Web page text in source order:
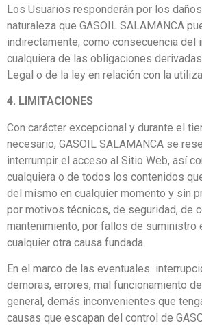
Los Usuarios responderán por los
naturaleza que GASOIL SALAMANCA
indirectamente, como consecuencia del
cualquiera de las obligaciones
Legal o de la ley en relación con la
4. LIMITACIONES
Con carácter excepcional y durante el
necesario, GASOIL SALAMANCA se
interrumpir el acceso al Sitio Web, así
cualquiera o de todos los contenidos
del mismo en cualquier momento y sin
por motivos técnicos, de seguridad, de
mantenimiento, por fallos de suministro
cualquier otra causa fundada.
En el marco de las eventuales
demoras, errores, mal funcionamiento
general, demás inconvenientes que
causas que escapan del control de